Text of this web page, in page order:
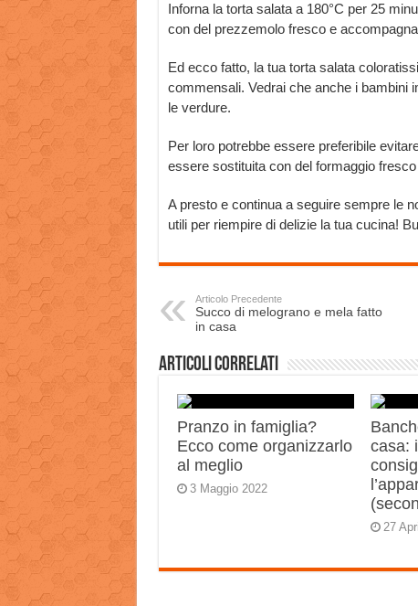
Inforna la torta salata a 180°C per 25
con del prezzemolo fresco e
Ed ecco fatto, la tua torta salata
commensali. Vedrai che anche i bambini
le verdure.
Per loro potrebbe essere preferibile
essere sostituita con del formaggio
A presto e continua a seguire sempre le
utili per riempire di delizie la tua cucina!
Articolo Precedente
Succo di melograno e mela fatto
in casa
Articoli correlati
Pranzo in famiglia?
Ecco come organizzarlo
al meglio
3 Maggio 2022
casa:
27